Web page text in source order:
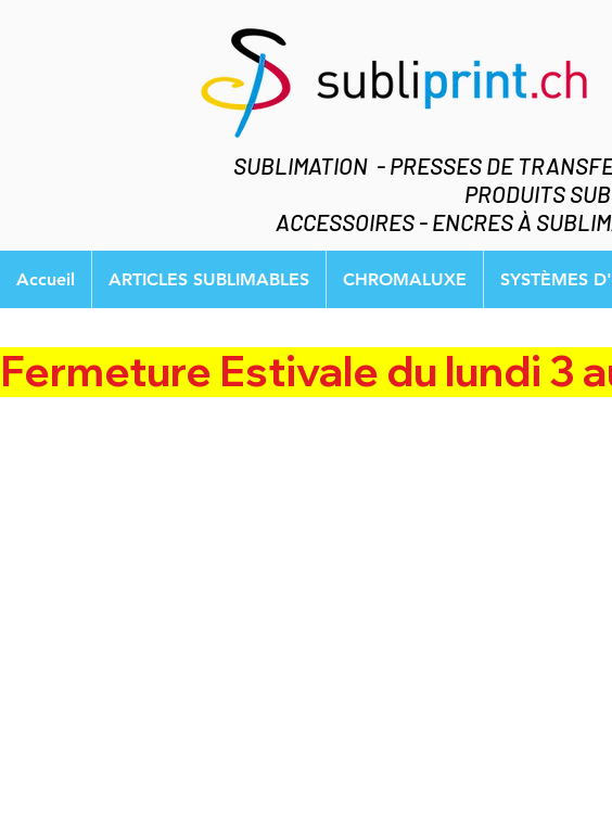
Accueil ARTICLES SUBLIMABLES CHROMALUXE SYSTÈMES
SUBLIMATION - PRESSES DE
PRODUITS
ACCESSOIRES - ENCRES À
Fermeture Estivale du